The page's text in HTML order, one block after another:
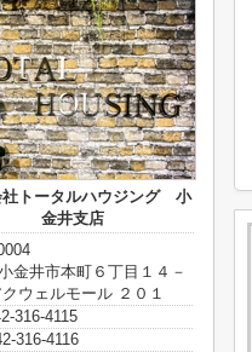
社トータルハウジング 小
金井支店
金井市本町６丁目１４－
クウェルモール ２０１
316-4115
316-4116